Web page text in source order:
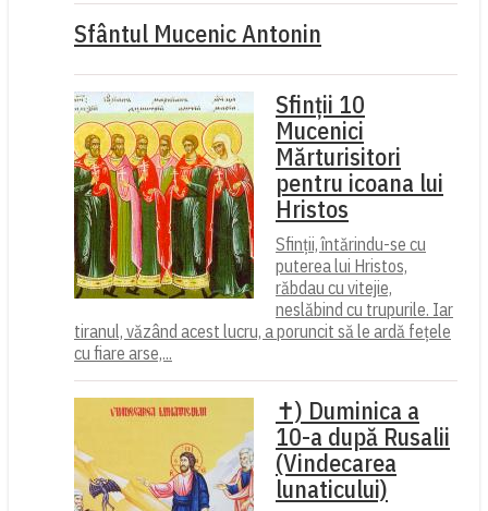
Sfântul Mucenic Antonin
Sfinții 10
Mucenici
Mărturisitori
pentru icoana lui
Hristos
Sfinții, întărindu-se cu
puterea lui Hristos,
răbdau cu vitejie,
neslăbind cu trupurile. Iar
tiranul, văzând acest lucru, a poruncit să le ardă fețele
cu fiare arse,...
✝) Duminica a
10-a după Rusalii
(Vindecarea
lunaticului)